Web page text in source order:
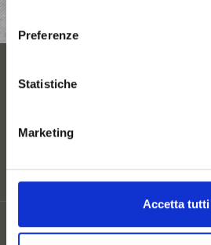
Preferenze
Statistiche
Marketing
Accetta tutti
STAGIONI
Mappa del sito